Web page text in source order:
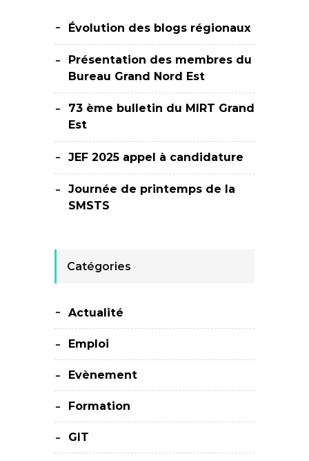
Évolution des blogs régionaux
Présentation des membres du
Bureau Grand Nord Est
73 ème bulletin du MIRT Grand
Est
JEF 2025 appel à candidature
Journée de printemps de la
SMSTS
Catégories
Actualité
Emploi
Evènement
Formation
GIT